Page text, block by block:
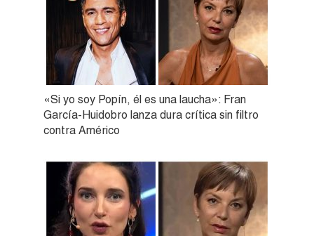
«Si yo soy Popín, él es una laucha»: Fran
García-Huidobro lanza dura crítica sin filtro
contra Américo